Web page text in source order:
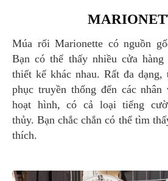
Múa rối Marionette có nguồn gốc từ Cộng hòa Séc.
Bạn có thể thấy nhiều cửa hàng
thiết kế khác nhau. Rất đa dạng,
phục truyền thống đến các
hoạt hình, có cả loại tiếng
thủy. Bạn chắc chắn có thể tìm
thích.